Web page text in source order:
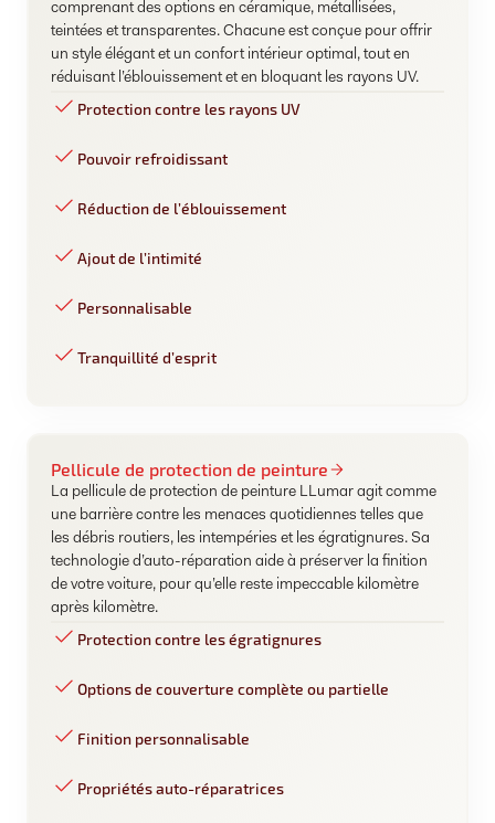
comprenant des options en céramique, métallisées,
teintées et transparentes. Chacune est conçue pour offrir
un style élégant et un confort intérieur optimal, tout en
réduisant l’éblouissement et en bloquant les rayons UV.
Protection contre les rayons UV
Pouvoir refroidissant
Réduction de l’éblouissement
Ajout de l’intimité
Personnalisable
Tranquillité d’esprit
Pellicule de protection de peinture
La pellicule de protection de peinture LLumar agit comme
une barrière contre les menaces quotidiennes telles que
les débris routiers, les intempéries et les égratignures. Sa
technologie d’auto-réparation aide à préserver la finition
de votre voiture, pour qu’elle reste impeccable kilomètre
après kilomètre.
Protection contre les égratignures
Options de couverture complète ou partielle
Finition personnalisable
Propriétés auto-réparatrices